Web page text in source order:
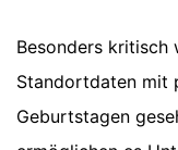
Besonders kritisch
Standortdaten mit
Geburtstagen